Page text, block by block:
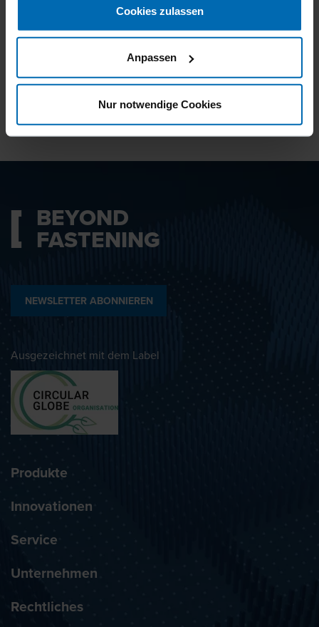
Cookies zulassen
Anpassen
Nur notwendige Cookies
Datenschutzbestimmungen
BEYOND
FASTENING
NEWSLETTER ABONNIEREN
Ausgezeichnet mit dem Label
Produkte
Innovationen
Service
Unternehmen
Rechtliches